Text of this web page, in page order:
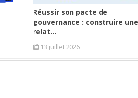
Réussir son pacte de
gouvernance : construire une
relat...
13 juillet 2026